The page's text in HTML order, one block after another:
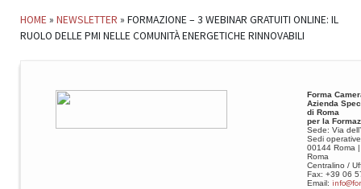
HOME » NEWSLETTER » FORMAZIONE – 3 WEBINAR GRATUITI ONLINE: IL
RUOLO DELLE PMI NELLE COMUNITÀ ENERGETICHE RINNOVABILI
Forma
Azienda
di Roma
per la
Sede: Via
Sedi
00144 Roma
Roma
Centralino /
Fax: +39 06
Email: